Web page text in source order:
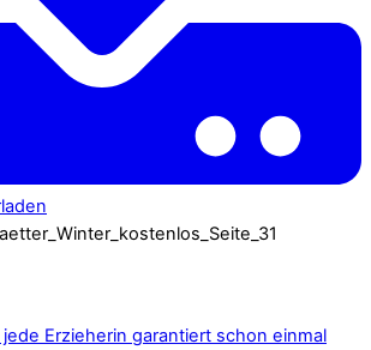
Erzieherin garantiert schon einmal